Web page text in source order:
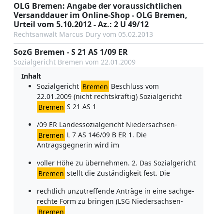
OLG Bremen: Angabe der voraussichtlichen
Versanddauer im Online-Shop - OLG Bremen,
Urteil vom 5.10.2012 - Az.: 2 U 49/12
Rechtsanwalt Marcus Dury vom 05.02.2013
SozG Bremen - S 21 AS 1/09 ER
Sozialgericht Bremen vom 22.01.2009
Inhalt
Sozialgericht Bremen Beschluss vom
22.01.2009 (nicht rechtskräftig) Sozialgericht
Bremen S 21 AS 1
/09 ER Landessozialgericht Niedersachsen-
Bremen L 7 AS 146/09 B ER 1. Die
Antragsgegnerin wird im
voller Höhe zu übernehmen. 2. Das Sozialgericht
Bremen stellt die Zuständigkeit fest. Die
rechtlich unzutreffende Anträge in eine sachge-
rechte Form zu bringen (LSG Niedersachsen-
Bremen